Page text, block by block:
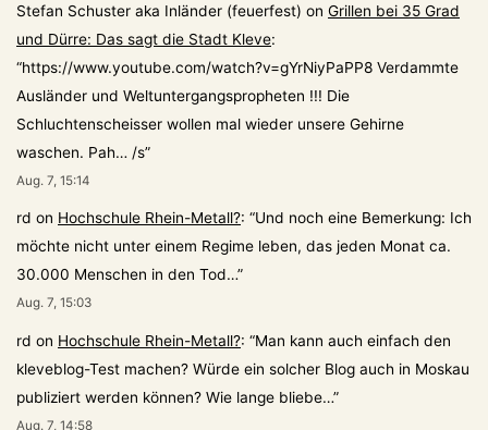
Stefan Schuster aka Inländer (feuerfest) on Grillen bei 35 Grad
und Dürre: Das sagt die Stadt Kleve:
“https://www.youtube.com/watch?v=gYrNiyPaPP8 Verdammte
Ausländer und Weltuntergangspropheten !!! Die
Schluchtenscheisser wollen mal wieder unsere Gehirne
waschen. Pah… /s”
Aug. 7, 15:14
rd on Hochschule Rhein-Metall?: “Und noch eine Bemerkung: Ich
möchte nicht unter einem Regime leben, das jeden Monat ca.
30.000 Menschen in den Tod…”
Aug. 7, 15:03
rd on Hochschule Rhein-Metall?: “Man kann auch einfach den
kleveblog-Test machen? Würde ein solcher Blog auch in Moskau
publiziert werden können? Wie lange bliebe…”
Aug. 7, 14:58